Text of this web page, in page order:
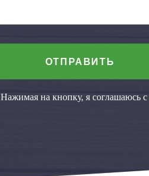
ОТПРАВИТЬ
Нажимая на кнопку, я соглашаюсь с